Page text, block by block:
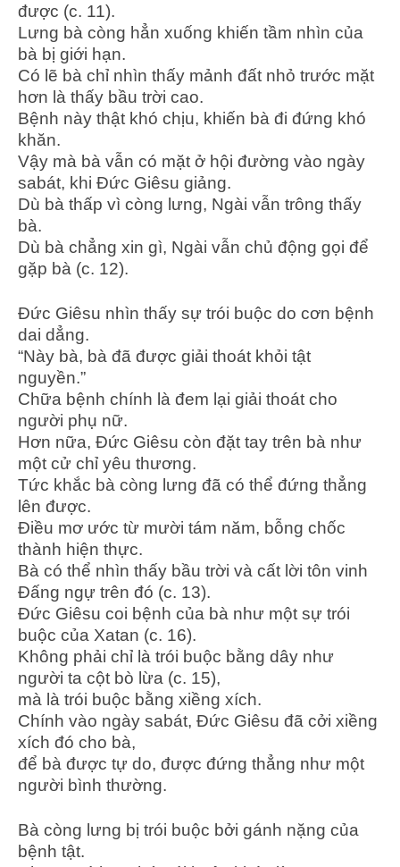
được (c. 11).
Lưng bà còng hẳn xuống khiến tầm nhìn của
bà bị giới hạn.
Có lẽ bà chỉ nhìn thấy mảnh đất nhỏ trước mặt
hơn là thấy bầu trời cao.
Bệnh này thật khó chịu, khiến bà đi đứng khó
khăn.
Vậy mà bà vẫn có mặt ở hội đường vào ngày
sabát, khi Đức Giêsu giảng.
Dù bà thấp vì còng lưng, Ngài vẫn trông thấy
bà.
Dù bà chẳng xin gì, Ngài vẫn chủ động gọi để
gặp bà (c. 12).
Đức Giêsu nhìn thấy sự trói buộc do cơn bệnh
dai dẳng.
“Này bà, bà đã được giải thoát khỏi tật
nguyền.”
Chữa bệnh chính là đem lại giải thoát cho
người phụ nữ.
Hơn nữa, Đức Giêsu còn đặt tay trên bà như
một cử chỉ yêu thương.
Tức khắc bà còng lưng đã có thể đứng thẳng
lên được.
Điều mơ ước từ mười tám năm, bỗng chốc
thành hiện thực.
Bà có thể nhìn thấy bầu trời và cất lời tôn vinh
Đấng ngự trên đó (c. 13).
Đức Giêsu coi bệnh của bà như một sự trói
buộc của Xatan (c. 16).
Không phải chỉ là trói buộc bằng dây như
người ta cột bò lừa (c. 15),
mà là trói buộc bằng xiềng xích.
Chính vào ngày sabát, Đức Giêsu đã cởi xiềng
xích đó cho bà,
để bà được tự do, được đứng thẳng như một
người bình thường.
Bà còng lưng bị trói buộc bởi gánh nặng của
bệnh tật.